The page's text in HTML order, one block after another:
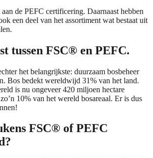
de PEFC certificering. Daarnaast hebben
een deel van het assortiment wat bestaat uit
tussen FSC® en PEFC.
het belangrijkste: duurzaam bosbeheer
Bos bedekt wereldwijd 31% van het land.
is nu ongeveer 420 miljoen hectare
10% van het wereld bosareaal. Er is dus
FSC® of PEFC